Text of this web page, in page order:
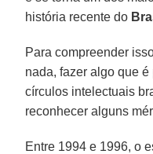
história recente do
Para compreender
nada, fazer algo que
círculos intelectuais
reconhecer alguns
Entre 1994 e 1996, o